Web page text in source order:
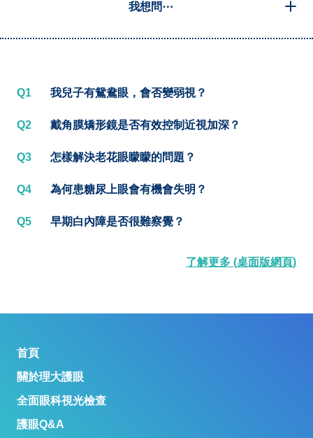
我想問⋯
Q1 我兒子有鴛鴦眼，會否變弱視？
Q2 戴角膜矯形鏡是否有效控制近視加深？
Q3 怎樣解決老花眼矇矇的問題？
Q4 為何患糖尿上眼會有機會失明？
Q5 早期白內障是否很難察覺？
了解更多 (桌面版網頁)
首頁
關於理大護眼
全面眼科視光檢查
護眼Q&A